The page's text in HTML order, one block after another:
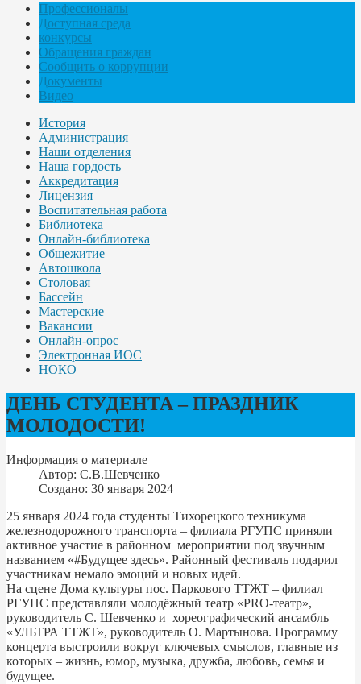
Профессионалы
Доступная среда
конкурсы
Обращения граждан
Сообщить о коррупции
Документы
Видео
История
Администрация
Наши отделения
Наша гордость
Аккредитация
Лицензия
Воспитательная работа
Библиотека
Онлайн-библиотека
Общежитие
Автошкола
Столовая
Бассейн
Мастерские
Вакансии
Онлайн-опрос
Электронная ИОС
НОКО
ДЕНЬ СТУДЕНТА – ПРАЗДНИК
МОЛОДОСТИ!
Информация о материале
Автор: С.В.Шевченко
Создано: 30 января 2024
25 января 2024 года студенты Тихорецкого техникума
железнодорожного транспорта – филиала РГУПС приняли
активное участие в районном мероприятии под звучным
названием «#Будущее здесь». Районный фестиваль подарил
участникам немало эмоций и новых идей.
На сцене Дома культуры пос. Паркового ТТЖТ – филиал
РГУПС представляли молодёжный театр «РRO-театр»,
руководитель С. Шевченко и хореографический ансамбль
«УЛЬТРА ТТЖТ», руководитель О. Мартынова. Программу
концерта выстроили вокруг ключевых смыслов, главные из
которых – жизнь, юмор, музыка, дружба, любовь, семья и
будущее.